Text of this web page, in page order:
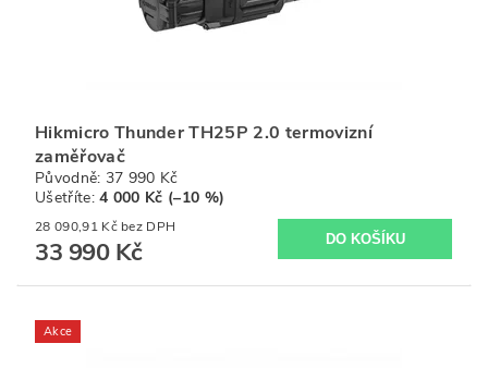
Hikmicro Thunder TH25P 2.0 termovizní
zaměřovač
Původně: 37 990 Kč
Ušetříte:4 000 Kč (–10 %)
28 090,91 Kč bez DPH
33 990 Kč
Akce